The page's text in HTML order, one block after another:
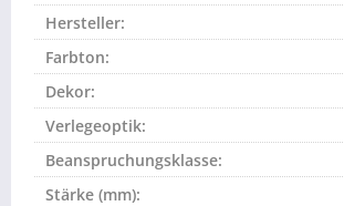
Hersteller:
Farbton:
Dekor:
Verlegeoptik:
Beanspruchungsklasse:
Stärke (mm):